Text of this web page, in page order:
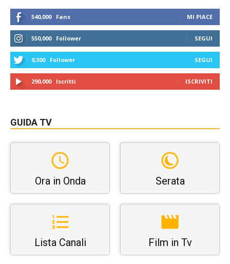
540,000 Fans MI PIACE
550,000 Follower SEGUI
9,300 Follower SEGUI
290,000 Iscritti ISCRIVITI
GUIDA TV
Ora in Onda Serata
Lista Canali Film in Tv